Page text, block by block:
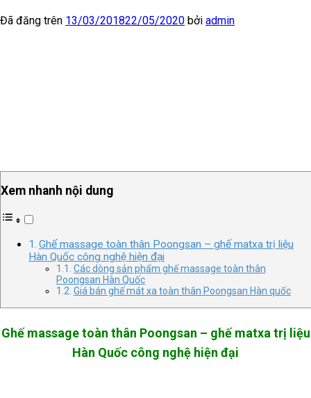
Đã đăng trên 13/03/201822/05/2020 bởi admin
Xem nhanh nội dung
Ghế massage toàn thân Poongsan – ghế matxa trị liệu
Hàn Quốc công nghệ hiện đại
Các dòng sản phẩm ghế massage toàn thân
Poongsan Hàn Quốc
Giá bán ghế mát xa toàn thân Poongsan Hàn quốc
Ghế massage toàn thân Poongsan – ghế matxa trị liệu
Hàn Quốc công nghệ hiện đại